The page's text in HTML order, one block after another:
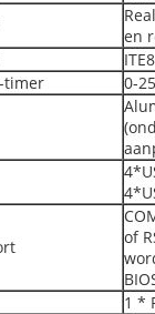
en
timer 0-
of
1 *